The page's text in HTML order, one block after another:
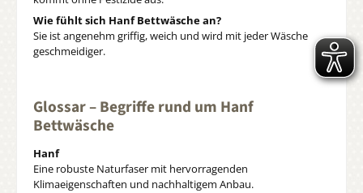
Wie fühlt sich Hanf Bettwäsche an?
Sie ist angenehm griffig, weich und wird mit jeder Wäsche
geschmeidiger.
Glossar – Begriffe rund um Hanf
Bettwäsche
Hanf
Eine robuste Naturfaser mit hervorragenden
Klimaeigenschaften und nachhaltigem Anbau.